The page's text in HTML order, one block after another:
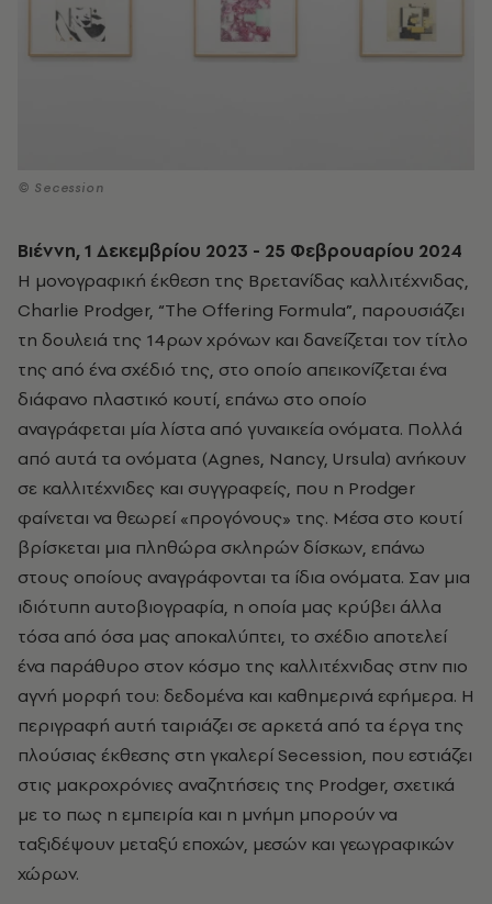
© Secession
Βιέννη, 1 Δεκεμβρίου 2023 - 25 Φεβρουαρίου 2024
Η μονογραφική έκθεση της Βρετανίδας καλλιτέχνιδας,
Charlie Prodger, “The Offering Formula”, παρουσιάζει
τη δουλειά της 14ρων χρόνων και δανείζεται τον τίτλο
της από ένα σχέδιό της, στο οποίο απεικονίζεται ένα
διάφανο πλαστικό κουτί, επάνω στο οποίο
αναγράφεται μία λίστα από γυναικεία ονόματα. Πολλά
από αυτά τα ονόματα (Agnes, Nancy, Ursula) ανήκουν
σε καλλιτέχνιδες και συγγραφείς, που η Prodger
φαίνεται να θεωρεί «προγόνους» της. Μέσα στο κουτί
βρίσκεται μια πληθώρα σκληρών δίσκων, επάνω
στους οποίους αναγράφονται τα ίδια ονόματα. Σαν μια
ιδιότυπη αυτοβιογραφία, η οποία μας κρύβει άλλα
τόσα από όσα μας αποκαλύπτει, το σχέδιο αποτελεί
ένα παράθυρο στον κόσμο της καλλιτέχνιδας στην πιο
αγνή μορφή του: δεδομένα και καθημερινά εφήμερα. Η
περιγραφή αυτή ταιριάζει σε αρκετά από τα έργα της
πλούσιας έκθεσης στη γκαλερίSecession, που εστιάζει
στις μακροχρόνιες αναζητήσεις της Prodger, σχετικά
με το πως η εμπειρία και η μνήμη μπορούν να
ταξιδέψουν μεταξύ εποχών, μεσών και γεωγραφικών
χώρων.